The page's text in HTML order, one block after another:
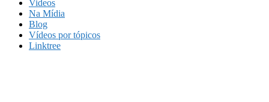
Videos
Na Mídia
Blog
Vídeos por tópicos
Linktree